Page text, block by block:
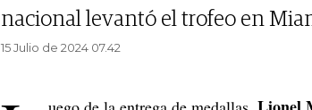
nacional levantó el trofeo en
15 Julio de 2024 07.42